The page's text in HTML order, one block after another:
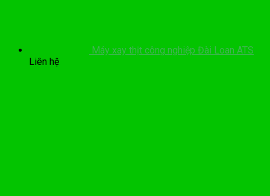
Máy xay thịt công nghiệp Đài Loan ATS
Liên hệ